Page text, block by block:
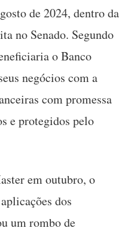
de 2024, dentro da
no Senado. Segundo
o Banco
negócios com a
com promessa
e protegidos pelo
em outubro, o
dos
um rombo de